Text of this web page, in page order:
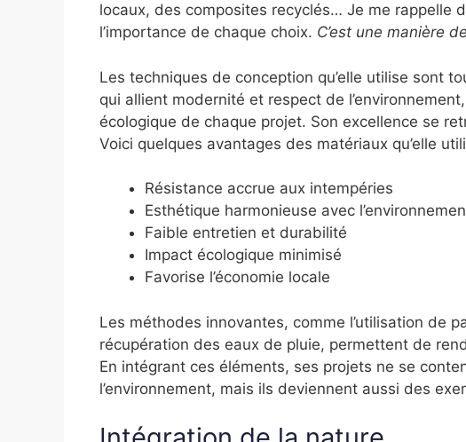
locaux, des composites recyclés… Je me rappelle
l’importance de chaque choix. C’est une manière
Les techniques de conception qu’elle utilise sont
qui allient modernité et respect de
écologique de chaque projet. Son excellence se
Voici quelques avantages des matériaux qu’elle
Résistance accrue aux intempéries
Esthétique harmonieuse avec
Faible entretien et durabilité
Impact écologique minimisé
Favorise l’économie locale
Les méthodes innovantes, comme l’utilisation de
récupération des eaux de pluie, permettent de
En intégrant ces éléments, ses projets ne se
l’environnement, mais ils deviennent aussi des